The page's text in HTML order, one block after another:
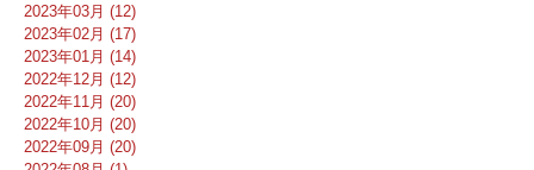
2023年03月 (12)
2023年02月 (17)
2023年01月 (14)
2022年12月 (12)
2022年11月 (20)
2022年10月 (20)
2022年09月 (20)